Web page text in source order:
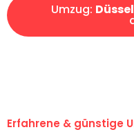
Umzug:
Erfahrene & günstige